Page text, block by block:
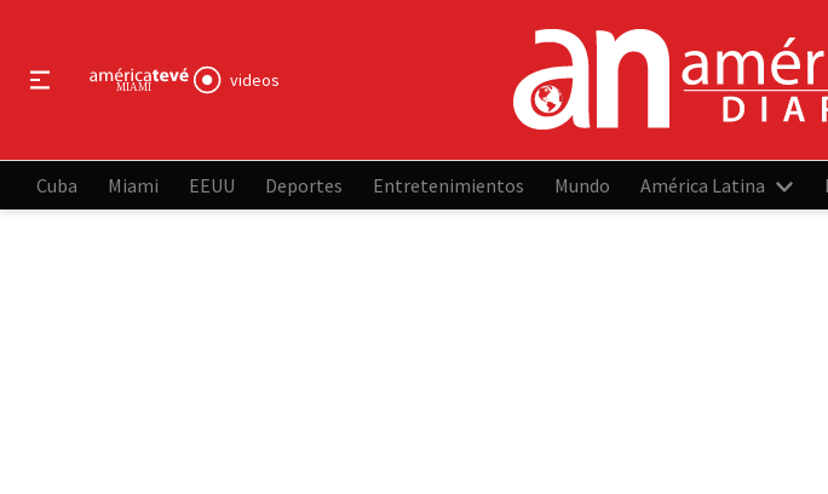
videos
Cuba Miami EEUU Deportes Entretenimientos Mundo América Latina